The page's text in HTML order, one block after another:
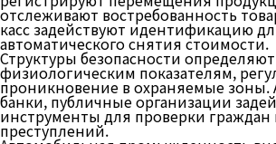
отслеживают востребованность
касс задействуют идентификацию
автоматического снятия стоимости.
Структуры безопасности
физиологическим показателям,
проникновение в охраняемые зоны.
банки, публичные организации
инструменты для проверки
преступлений.